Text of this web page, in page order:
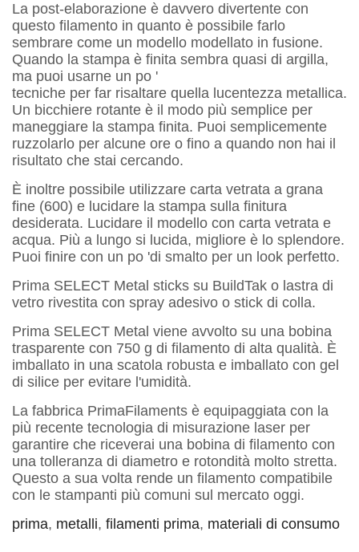
La post-elaborazione è davvero divertente con
questo filamento in quanto è possibile farlo
sembrare come un modello modellato in fusione.
Quando la stampa è finita sembra quasi di argilla,
ma puoi usarne un po '
tecniche per far risaltare quella lucentezza metallica.
Un bicchiere rotante è il modo più semplice per
maneggiare la stampa finita. Puoi semplicemente
ruzzolarlo per alcune ore o fino a quando non hai il
risultato che stai cercando.
È inoltre possibile utilizzare carta vetrata a grana
fine (600) e lucidare la stampa sulla finitura
desiderata. Lucidare il modello con carta vetrata e
acqua. Più a lungo si lucida, migliore è lo splendore.
Puoi finire con un po 'di smalto per un look perfetto.
Prima SELECT Metal sticks su BuildTak o lastra di
vetro rivestita con spray adesivo o stick di colla.
Prima SELECT Metal viene avvolto su una bobina
trasparente con 750 g di filamento di alta qualità. È
imballato in una scatola robusta e imballato con gel
di silice per evitare l'umidità.
La fabbrica PrimaFilaments è equipaggiata con la
più recente tecnologia di misurazione laser per
garantire che riceverai una bobina di filamento con
una tolleranza di diametro e rotondità molto stretta.
Questo a sua volta rende un filamento compatibile
con le stampanti più comuni sul mercato oggi.
prima, metalli, filamenti prima, materiali di consumo